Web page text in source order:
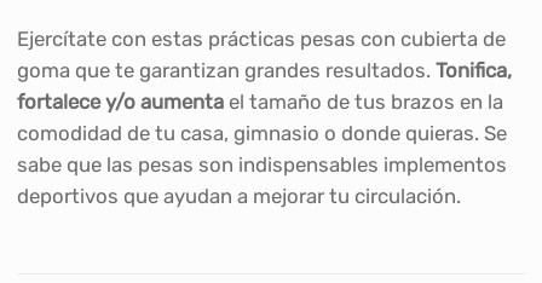
Ejercítate con estas prácticas pesas con cubierta de
goma que te garantizan grandes resultados. Tonifica,
fortalece y/o aumentael tamaño de tus brazos en la
comodidad de tu casa, gimnasio o donde quieras. Se
sabe que las pesas son indispensables implementos
deportivos que ayudan a mejorar tu circulación.